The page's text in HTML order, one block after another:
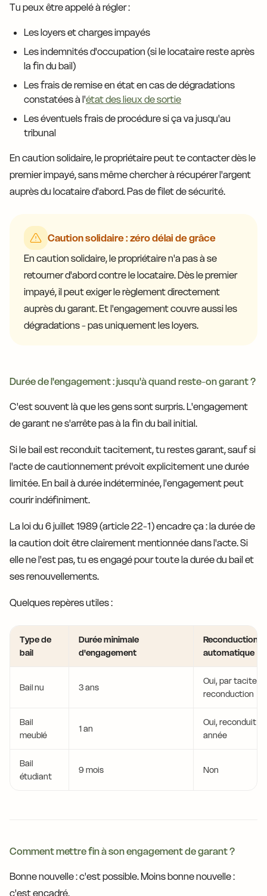
Tu peux être appelé à régler :
Les loyers et charges impayés
Les indemnités d'occupation (si le locataire reste après
la fin du bail)
Les frais de remise en état en cas de dégradations
constatées à l'état des lieux de sortie
Les éventuels frais de procédure si ça va jusqu'au
tribunal
En caution solidaire, le propriétaire peut te contacter dès le
premier impayé, sans même chercher à récupérer l'argent
auprès du locataire d'abord. Pas de filet de sécurité.
Caution solidaire : zéro délai de grâce
En caution solidaire, le propriétaire n'a pas à se
retourner d'abord contre le locataire. Dès le premier
impayé, il peut exiger le règlement directement
auprès du garant. Et l'engagement couvre aussi les
dégradations - pas uniquement les loyers.
Durée de l'engagement : jusqu'à quand reste-on garant ?
C'est souvent là que les gens sont surpris. L'engagement
de garant ne s'arrête pas à la fin du bail initial.
Si le bail est reconduit tacitement, tu restes garant, sauf si
l'acte de cautionnement prévoit explicitement une durée
limitée. En bail à durée indéterminée, l'engagement peut
courir indéfiniment.
La loi du 6 juillet 1989 (article 22-1) encadre ça : la durée de
la caution doit être clairement mentionnée dans l'acte. Si
elle ne l'est pas, tu es engagé pour toute la durée du bail et
ses renouvellements.
Quelques repères utiles :
Type de
bail
Durée minimale
d'engagement
Reconduction
automatique
Bail nu 3 ans
Oui, par tacite
reconduction
Bail
meublé
1 an
Oui, reconduit
année
Bail
étudiant
9 mois Non
Comment mettre fin à son engagement de garant ?
Bonne nouvelle : c'est possible. Moins bonne nouvelle :
c'est encadré.